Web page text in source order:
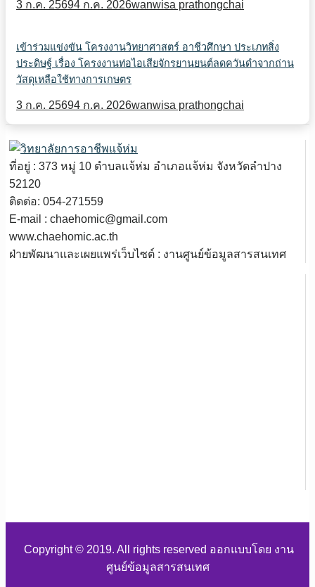
3 ก.ค. 25694 ก.ค. 2026wanwisa prathongchai
เข้าร่วมแข่งขัน โครงงานวิทยาศาสตร์ อาชีวศึกษา ประเภทสิ่ง
ประดิษฐ์ เรื่อง โครงงานท่อไอเสียจักรยานยนต์ลดควันดำจากถ่าน
วัสดุเหลือใช้ทางการเกษตร
3 ก.ค. 25694 ก.ค. 2026wanwisa prathongchai
ที่อยู่ : 373 หมู่ 10 ตำบลแจ้ห่ม อำเภอแจ้ห่ม จังหวัดลำปาง
52120
ติดต่อ: 054-271559
E-mail : chaehomic@gmail.com
www.chaehomic.ac.th
ฝ่ายพัฒนาและเผยแพร่เว็บไซต์ : งานศูนย์ข้อมูลสารสนเทศ
Copyright © 2019. All rights reserved ออกแบบโดย งาน
ศูนย์ข้อมูลสารสนเทศ